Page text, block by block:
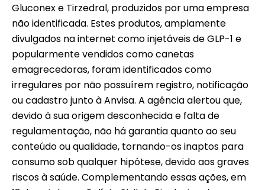
Gluconex e Tirzedral, produzidos por uma empresa
não identificada. Estes produtos, amplamente
divulgados na internet como injetáveis de GLP-1 e
popularmente vendidos como canetas
emagrecedoras, foram identificados como
irregulares por não possuírem registro, notificação
ou cadastro junto à Anvisa. A agência alertou que,
devido à sua origem desconhecida e falta de
regulamentação, não há garantia quanto ao seu
conteúdo ou qualidade, tornando-os inaptos para
consumo sob qualquer hipótese, devido aos graves
riscos à saúde. Complementando essas ações, em